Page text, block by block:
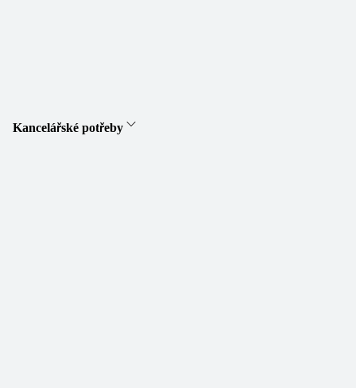
Kancelářské potřeby